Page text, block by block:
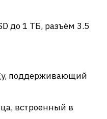
до 1 ТБ, разъём 3.5
поддерживающий
встроенный в